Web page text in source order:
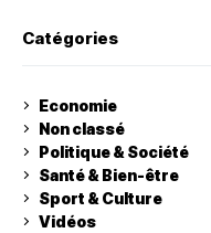
Catégories
Economie
Non classé
Politique & Société
Santé & Bien-être
Sport & Culture
Vidéos